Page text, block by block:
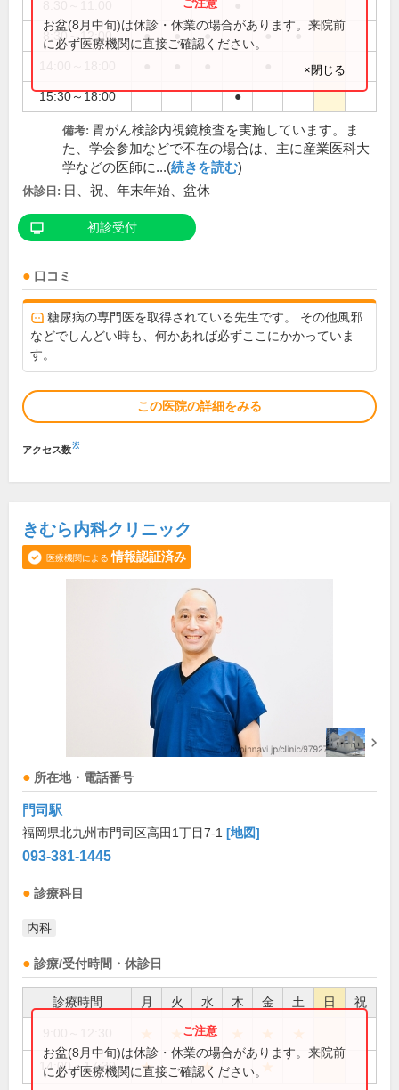
8:30～12:00 ● ● ● ● ●
15:30～18:00 ●
お盆(8月中旬)は休診・休業の場合があります。来院前
に必ず医療機関に直接ご確認ください。
×閉じる
備考: 胃がん検診内視鏡検査を実施しています。ま
た、学会参加などで不在の場合は、主に産業医科大
学などの医師に...(続きを読む)
休診日: 日、祝、年末年始、盆休
初診受付
口コミ
糖尿病の専門医を取得されている先生です。 その他風邪
などでしんどい時も、何かあれば必ずここにかかっていま
す。
この医院の詳細をみる
アクセス数※
きむら内科クリニック
医療機関による 情報認証済み
所在地・電話番号
門司駅
福岡県北九州市門司区高田1丁目7-1 [地図]
093-381-1445
診療科目
内科
診療/受付時間・休診日
診療時間 月 火 水 木 金 土 日 祝
★ ★ ★ ★ ★ ★
14:00～17:30 ★ ★ ★
お盆(8月中旬)は休診・休業の場合があります。来院前
に必ず医療機関に直接ご確認ください。